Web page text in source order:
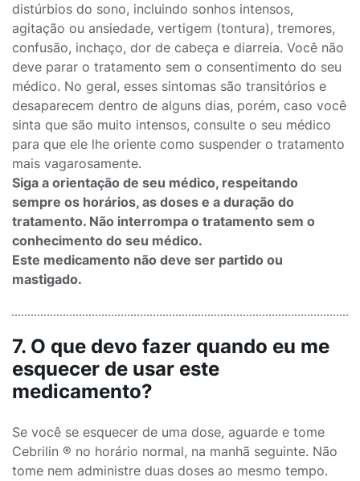
distúrbios do sono, incluindo sonhos intensos,
agitação ou ansiedade, vertigem (tontura), tremores,
confusão, inchaço, dor de cabeça e diarreia. Você não
deve parar o tratamento sem o consentimento do seu
médico. No geral, esses sintomas são transitórios e
desaparecem dentro de alguns dias, porém, caso você
sinta que são muito intensos, consulte o seu médico
para que ele lhe oriente como suspender o tratamento
mais vagarosamente.
Siga a orientação de seu médico, respeitando
sempre os horários, as doses e a duração do
tratamento. Não interrompa o tratamento sem o
conhecimento do seu médico.
Este medicamento não deve ser partido ou
mastigado.
7. O que devo fazer quando eu me
esquecer de usar este
medicamento?
Se você se esquecer de uma dose, aguarde e tome
Cebrilin ® no horário normal, na manhã seguinte. Não
tome nem administre duas doses ao mesmo tempo.